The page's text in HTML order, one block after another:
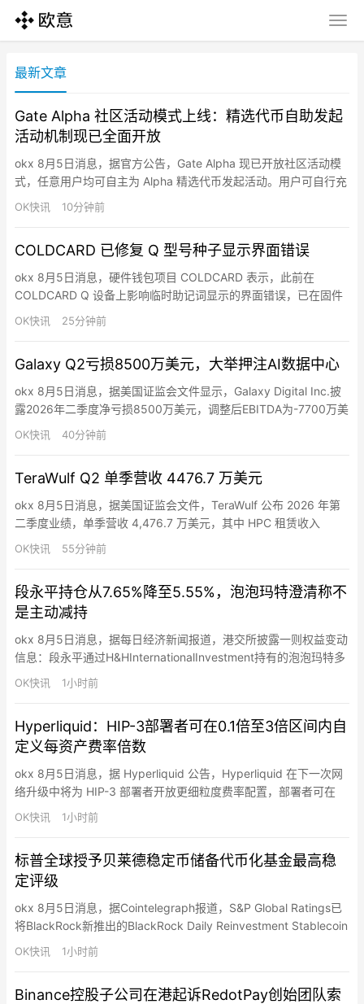
最新文章
Gate Alpha 社区活动模式上线：精选代币自助发起
活动机制现已全面开放
okx 8月5日消息，据官方公告，Gate Alpha 现已开放社区活动模
式，任意用户均可自主为 Alpha 精选代币发起活动。用户可自行充
值活动预算（最低 1,000 USDT 等值代币）、选择活动模式并提交
审核，审核通过后即可在 Gate Alpha 社区活动专区正式上线。目
交后 24 小时内完成…
OK快讯 10分钟前
COLDCARD 已修复 Q 型号种子显示界面错误
okx 8月5日消息，硬件钱包项目 COLDCARD 表示，此前在
COLDCARD Q 设备上影响临时助记词显示的界面错误，已在固件
版本 1.3.4Q 中修复，该版本于 2025-09-30 发布。此前有用户在
使用骰子掷点功能生成种子时遇到提示信息异常，COLDCARD 官
版固件消除…
OK快讯 25分钟前
Galaxy Q2亏损8500万美元，大举押注AI数据中心
okx 8月5日消息，据美国证监会文件显示，Galaxy Digital Inc.披
露2026年二季度净亏损8500万美元，调整后EBITDA为-7700万美
元，总权益约27亿美元，现金及稳定币约24.6亿美元。其Helios数
据中心一期在德州向CoreWeave交付133MW关键IT负载，预计自
OK快讯 40分钟前
TeraWulf Q2 单季营收 4476.7 万美元
okx 8月5日消息，据美国证监会文件，TeraWulf 公布 2026 年第
二季度业绩，单季营收 4,476.7 万美元，其中 HPC 租赁收入
3,193.2 万美元，占比约 71%。公司在纽约 Lake Mariner 已有
102 兆瓦创收 IT 容量上线，并在建 336 兆瓦，单位 IT 容量成本
OK快讯 55分钟前
段永平持仓从7.65%降至5.55%，泡泡玛特澄清称不
是主动减持
okx 8月5日消息，据每日经济新闻报道，港交所披露一则权益变动
信息：段永平通过H&HInternationalInvestment持有的泡泡玛特多
头仓位，于7月30日从7.65%降至5.55%，下降2.1个百分点。泡泡
玛特方面表示，本次持股比例下降并非二级市场直接抛售减持，而
士进一步解释，段…
OK快讯 1小时前
Hyperliquid：HIP-3部署者可在0.1倍至3倍区间内自
定义每资产费率倍数
okx 8月5日消息，据 Hyperliquid 公告，Hyperliquid 在下一次网
络升级中将为 HIP-3 部署者开放更细粒度费率配置，部署者可在
0.1 倍至 3 倍区间内为不同资产单独设定交易费率倍数。相关参数
如 ‎`deployer_fee_scale` 将从原先的全局级别调整为按资产维度
OK快讯 1小时前
标普全球授予贝莱德稳定币储备代币化基金最高稳
定评级
okx 8月5日消息，据Cointelegraph报道，S&P Global Ratings已
将BlackRock新推出的BlackRock Daily Reinvestment Stablecoin
Reserve Vehicle（BRSRV）评为最高级别“AAAm”本金稳定基金，
称其投资标的与交易对手信用状况、久期结构及管理能力足以维持
OK快讯 1小时前
Binance控股子公司在港起诉RedotPay创始团队索